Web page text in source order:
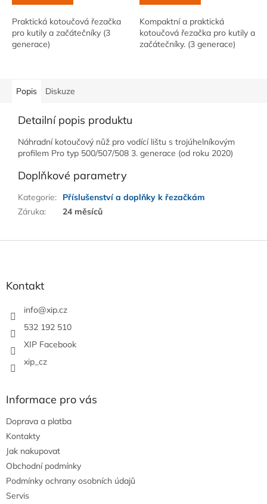
Praktická kotoučová řezačka
pro kutily a začátečníky (3
generace)
Kompaktní a praktická
kotoučová řezačka pro kutily a
začátečníky. (3 generace)
Popis Diskuze
Detailní popis produktu
Náhradní kotoučový nůž pro vodící lištu s trojúhelníkovým
profilem Pro typ 500/507/508 3. generace (od roku 2020)
Doplňkové parametry
Kategorie:
Příslušenství a doplňky k řezačkám
Záruka: 24 měsíců
Z
Kontakt
info@xip.cz
532 192 510
XIP Facebook
xip_cz
Informace pro vás
Doprava a platba
Kontakty
Jak nakupovat
Obchodní podmínky
Podmínky ochrany osobních údajů
Servis